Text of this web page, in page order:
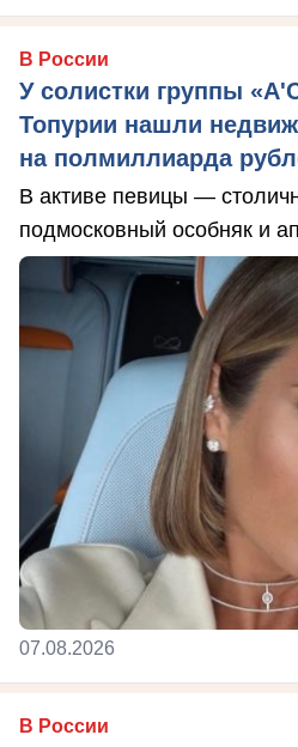
В России
У солистки группы
Топурии нашли
на полмиллиарда
В активе певицы —
подмосковный особняк и
07.08.2026
В России